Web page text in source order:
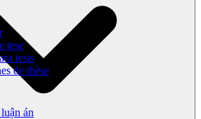
tese
tesis
de thèse
án